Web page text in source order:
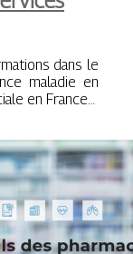
dans le
maladie en
en France…